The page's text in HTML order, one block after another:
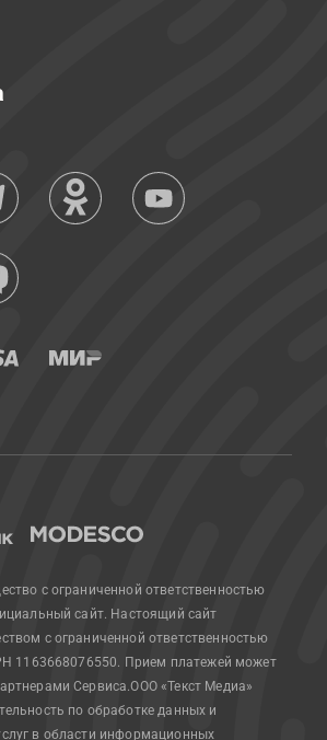
с ограниченной ответственностью
сайт. Настоящий сайт
с ограниченной ответственностью
1163668076550. Прием платежей может
Сервиса.ООО «Текст Медиа»
по обработке данных и
в области информационных